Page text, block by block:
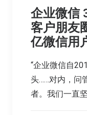
企业微信
客户朋友
亿微信用
“企业微信自
头……对内，问
者。我们一直